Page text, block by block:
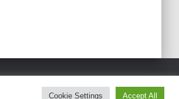
Hestia | Developed by ThemeIsle
Cookie Settings Accept All